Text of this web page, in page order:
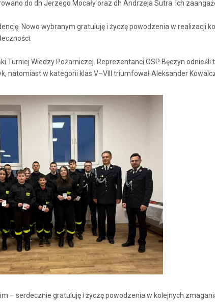
do dh Jerzego Mocały oraz dh Andrzeja Sutra. Ich
Nowo wybranym gratuluję i życzę powodzenia w realizacji
Turniej Wiedzy Pożarniczej. Reprezentanci OSP Bęczyn
natomiast w kategorii klas V–VIII triumfował Aleksander
– serdecznie gratuluję i życzę powodzenia w kolejnych